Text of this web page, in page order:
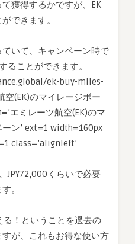
獲得するかですが、EK
できます。
いて、キャンペーン時で
ることができます。
ek-buy-miles-
(EK)のマイレージボー
エミレーツ航空(EK)のマ
ン’ ext=1 width=160px
class=’alignleft’
JPY72,000くらいで必要
。
る！ということを過去の
が、これもお得な使い方